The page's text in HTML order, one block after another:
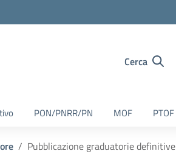
Cerca
PON/PNRR/PN MOF PTOF
Pubblicazione graduatorie definitive